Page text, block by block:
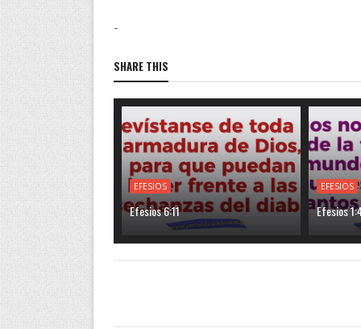
-
SHARE THIS
EFESIOS
Efesios 6:11
EFESIOS
Efesios